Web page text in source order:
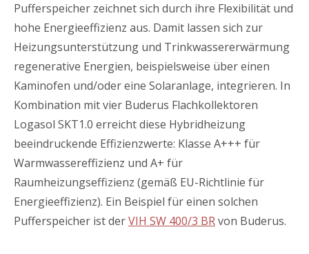
Pufferspeicher zeichnet sich durch ihre Flexibilität und
hohe Energieeffizienz aus. Damit lassen sich zur
Heizungsunterstützung und Trinkwassererwärmung
regenerative Energien, beispielsweise über einen
Kaminofen und/oder eine Solaranlage, integrieren. In
Kombination mit vier Buderus Flachkollektoren
Logasol SKT1.0 erreicht diese Hybridheizung
beeindruckende Effizienzwerte: Klasse A+++ für
Warmwassereffizienz und A+ für
Raumheizungseffizienz (gemäß EU-Richtlinie für
Energieeffizienz). Ein Beispiel für einen solchen
Pufferspeicher ist derVIH SW 400/3 BRvon Buderus.